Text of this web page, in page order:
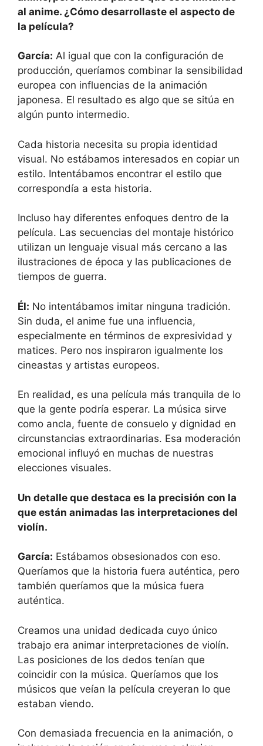
al anime. ¿Cómo desarrollaste el aspecto de
la película?
García: Al igual que con la configuración de
producción, queríamos combinar la sensibilidad
europea con influencias de la animación
japonesa. El resultado es algo que se sitúa en
algún punto intermedio.
Cada historia necesita su propia identidad
visual. No estábamos interesados ​​en copiar un
estilo. Intentábamos encontrar el estilo que
correspondía a esta historia.
Incluso hay diferentes enfoques dentro de la
película. Las secuencias del montaje histórico
utilizan un lenguaje visual más cercano a las
ilustraciones de época y las publicaciones de
tiempos de guerra.
Él: No intentábamos imitar ninguna tradición.
Sin duda, el anime fue una influencia,
especialmente en términos de expresividad y
matices. Pero nos inspiraron igualmente los
cineastas y artistas europeos.
En realidad, es una película más tranquila de lo
que la gente podría esperar. La música sirve
como ancla, fuente de consuelo y dignidad en
circunstancias extraordinarias. Esa moderación
emocional influyó en muchas de nuestras
elecciones visuales.
Un detalle que destaca es la precisión con la
que están animadas las interpretaciones del
violín.
García: Estábamos obsesionados con eso.
Queríamos que la historia fuera auténtica, pero
también queríamos que la música fuera
auténtica.
Creamos una unidad dedicada cuyo único
trabajo era animar interpretaciones de violín.
Las posiciones de los dedos tenían que
coincidir con la música. Queríamos que los
músicos que veían la película creyeran lo que
estaban viendo.
Con demasiada frecuencia en la animación, o